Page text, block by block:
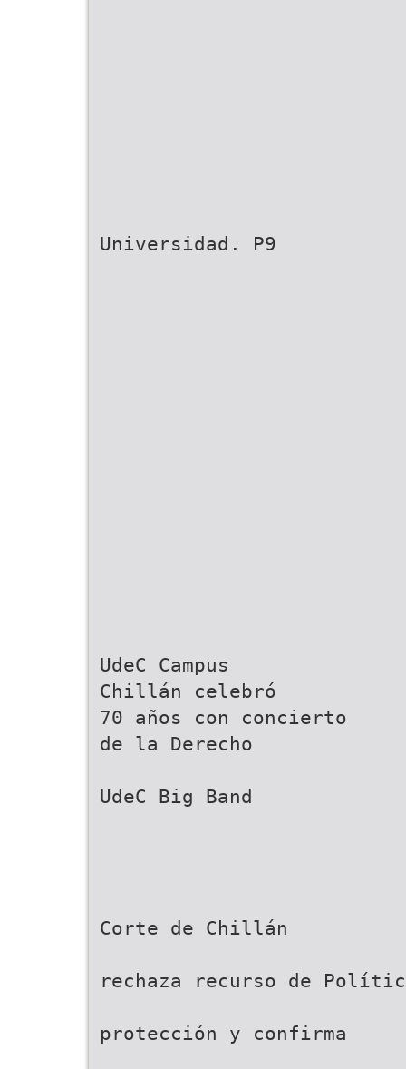
Universidad. P9
UdeC Campus
Chillán celebró
70 años con concierto
de la Derecho
UdeC Big Band
Corte de Chillán
rechaza recurso de
protección y confirma